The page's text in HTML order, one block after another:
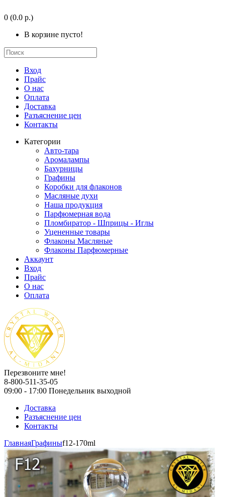
0 (0.0 р.)
В корзине пусто!
Вход
Прайс
О нас
Оплата
Доставка
Разъяснение цен
Контакты
Категории
Авто-тара
Аромалампы
Бахурницы
Графины
Коробки для флаконов
Масляные духи
Наша продукция
Парфюмерная вода
Пломбиратор - Шприцы - Иглы
Уцененные товары
Флаконы Масляные
Флаконы Парфюмерные
Аккаунт
Вход
Прайс
О нас
Оплата
Перезвоните мне!
8-800-511-35-05
09:00 - 17:00 Понедельник выходной
Доставка
Разъяснение цен
Контакты
ГлавнаяГрафиныf12-170ml